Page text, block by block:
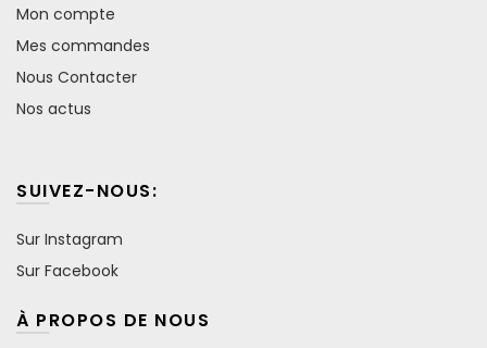
Mon compte
Mes commandes
Nous Contacter
Nos actus
SUIVEZ-NOUS:
Sur Instagram
Sur Facebook
À PROPOS DE NOUS